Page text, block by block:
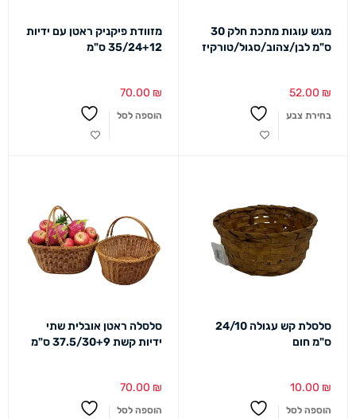
מגש עוגות מתכת חלק 30
ס"מ לבן/צהוב/סגול/טורקיז
52.00 ₪
בחירת צבע
מזוודת פיקניק ראטן עם ידיות
35/24+12 ס"מ
70.00 ₪
הוספה לסל
סלסלת קש עגולה 24/10
ס"מ חום
10.00 ₪
הוספה לסל
סלסלה ראטן אובלית שתי
ידיות קשת 37.5/30+9 ס"מ
70.00 ₪
הוספה לסל